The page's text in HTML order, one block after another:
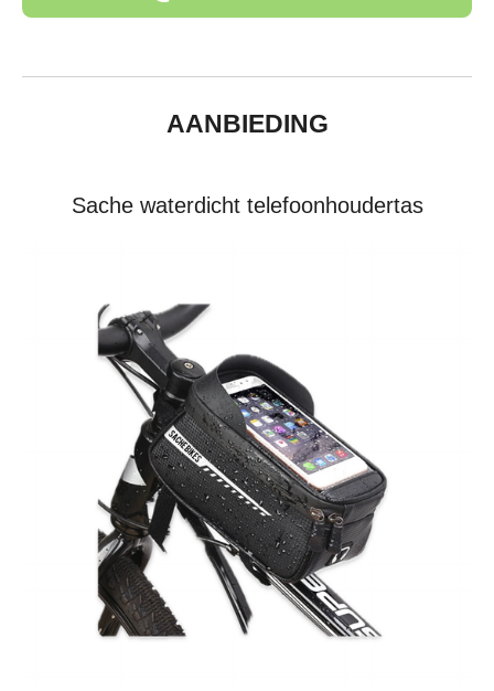
AANBIEDING
Sache waterdicht telefoonhoudertas